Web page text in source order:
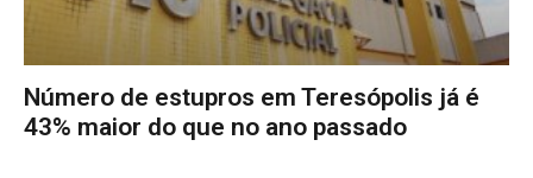
Número de estupros em Teresópolis já é
43% maior do que no ano passado